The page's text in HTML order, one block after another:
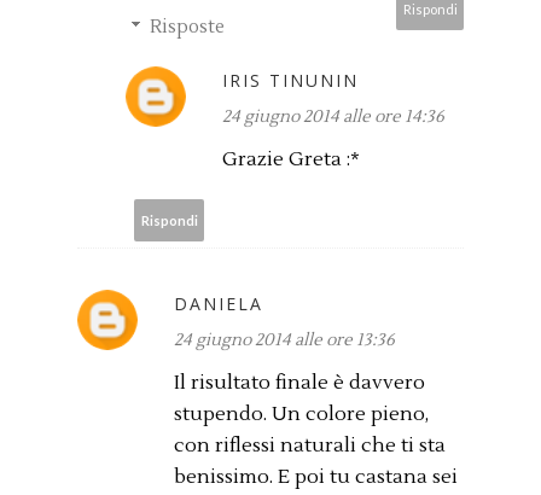
Rispondi
Risposte
IRIS TINUNIN
24 giugno 2014 alle ore 14:36
Grazie Greta :*
Rispondi
DANIELA
24 giugno 2014 alle ore 13:36
Il risultato finale è davvero
stupendo. Un colore pieno,
con riflessi naturali che ti sta
benissimo. E poi tu castana sei